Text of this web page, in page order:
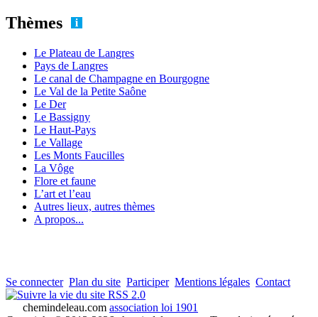
Thèmes
Le Plateau de Langres
Pays de Langres
Le canal de Champagne en Bourgogne
Le Val de la Petite Saône
Le Der
Le Bassigny
Le Haut-Pays
Le Vallage
Les Monts Faucilles
La Vôge
Flore et faune
L’art et l’eau
Autres lieux, autres thèmes
A propos...
Se connecter Plan du site Participer Mentions légales Contact
RSS 2.0
chemindeleau.com association loi 1901